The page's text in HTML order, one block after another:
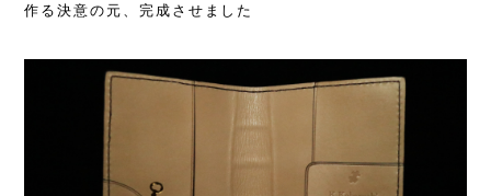
作る決意の元、完成させました